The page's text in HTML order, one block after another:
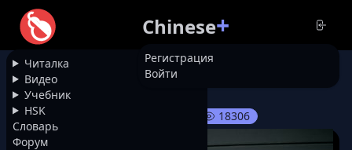
Читалка
Видео
Учебник
HSK
Словарь
Форум
Chinese+
Регистрация
Войти
НАЗАД
Про выражение 范儿, 1 часть 18306